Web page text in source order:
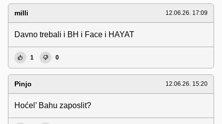
milli 12.06.26. 17:09
Davno trebali i BH i Face i HAYAT
1 0
Pinjo 12.06.26. 15:20
Hoćel’ Bahu zaposlit?